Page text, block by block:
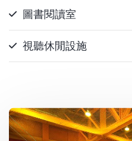
圖書閱讀室
視聽休閒設施